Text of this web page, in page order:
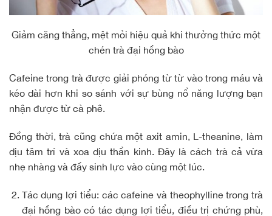
Giảm căng thẳng, mệt mỏi hiệu quả khi thưởng thức một
chén trà đại hồng bào
Cafeine trong trà được giải phóng từ từ vào trong máu và
kéo dài hơn khi so sánh với sự bùng nổ năng lượng bạn
nhận được từ cà phê.
Đồng thời, trà cũng chứa một axit amin, L-theanine, làm
dịu tâm trí và xoa dịu thần kinh. Đây là cách trà cả vừa
nhẹ nhàng và đầy sinh lực vào cùng một lúc.
Tác dụng lợi tiểu: các cafeine và theophylline trong trà
đại hồng bào có tác dụng lợi tiểu, điều trị chứng phù,